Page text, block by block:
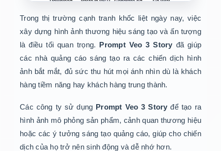
Trong thị trường cạnh tranh khốc liệt ngày nay, việc
xây dựng hình ảnh thương hiệu sáng tạo và ấn tượng
là điều tối quan trọng. Prompt Veo 3 Story đã giúp
các nhà quảng cáo sáng tạo ra các chiến dịch hình
ảnh bắt mắt, đủ sức thu hút mọi ánh nhìn dù là khách
hàng tiềm năng hay khách hàng trung thành.
Các công ty sử dụng Prompt Veo 3 Story để tạo ra
hình ảnh mô phỏng sản phẩm, cảnh quan thương hiệu
hoặc các ý tưởng sáng tạo quảng cáo, giúp cho chiến
dịch của họ trở nên sinh động và dễ nhớ hơn.